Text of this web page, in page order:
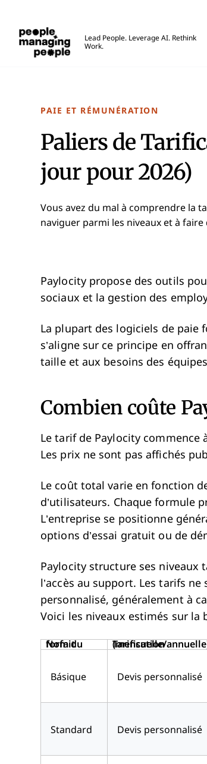
Lead People. Leverage AI. Rethink
Work.
PAIE ET RÉMUNÉRATION
Paliers de
jour pour 2026)
Vous avez du mal à comprendre la
naviguer parmi les niveaux et à
Paylocity propose des outils
sociaux et la gestion des
La plupart des logiciels de paie
s’aligne sur ce principe en
taille et aux besoins des
Combien coûte
Le tarif de Paylocity commence
Les prix ne sont pas affichés
Le coût total varie en fonction
d’utilisateurs. Chaque formule
L’entreprise se positionne
options d’essai gratuit ou de
Paylocity structure ses niveaux
l’accès au support. Les tarifs
personnalisé, généralement à
Voici les niveaux estimés sur la
Nom du forfait Tarification (mensuelle/
Básique Devis personnalisé
Standard Devis personnalisé